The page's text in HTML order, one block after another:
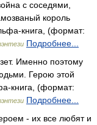
с соседями,
король
книга, (формат:
Подробнее...
Именно поэтому
Герою этой
книга, (формат:
Подробнее...
- их все любят и